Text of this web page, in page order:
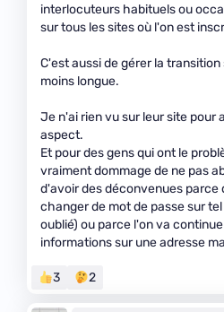
interlocuteurs habituels ou
sur tous les sites où l'on est
C'est aussi de gérer la
moins longue.
Je n'ai rien vu sur leur site pour
aspect.
Et pour des gens qui ont le
vraiment dommage de ne pas
d'avoir des déconvenues parce
changer de mot de passe sur
oublié) ou parce l'on va
informations sur une adresse
3 2